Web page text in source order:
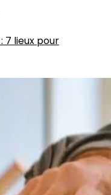
: 7 lieux pour